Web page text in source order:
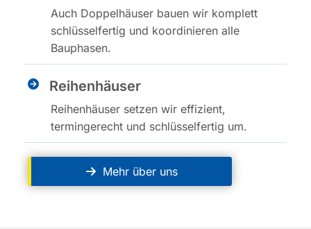
Auch Doppelhäuser bauen wir komplett
schlüsselfertig und koordinieren alle
Bauphasen.
Reihenhäuser
Reihenhäuser setzen wir effizient,
termingerecht und schlüsselfertig um.
Mehr über uns